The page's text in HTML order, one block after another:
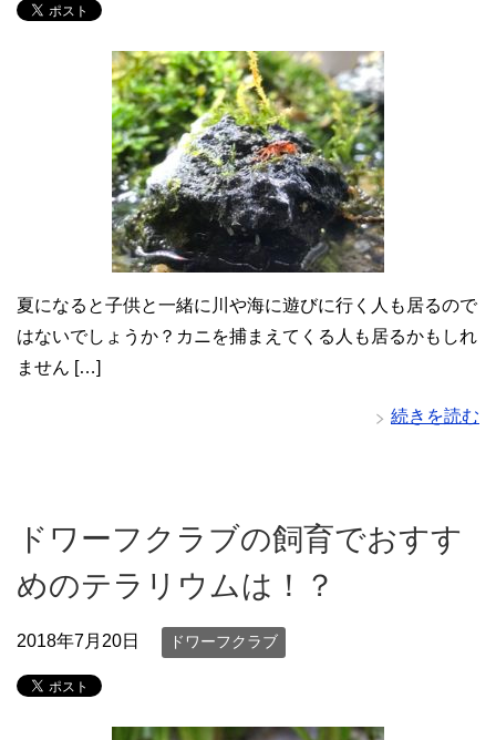
夏になると子供と一緒に川や海に遊びに行く人も居るので
はないでしょうか？カニを捕まえてくる人も居るかもしれ
ません […]
続きを読む
ドワーフクラブの飼育でおすす
めのテラリウムは！？
2018年7月20日 ドワーフクラブ